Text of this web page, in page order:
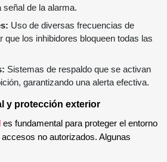
señal de la alarma.
Uso de diversas frecuencias de
que los inhibidores bloqueen todas las
Sistemas de respaldo que se activan
garantizando una alerta efectiva.
y protección exterior
es fundamental para proteger el entorno
no autorizados. Algunas